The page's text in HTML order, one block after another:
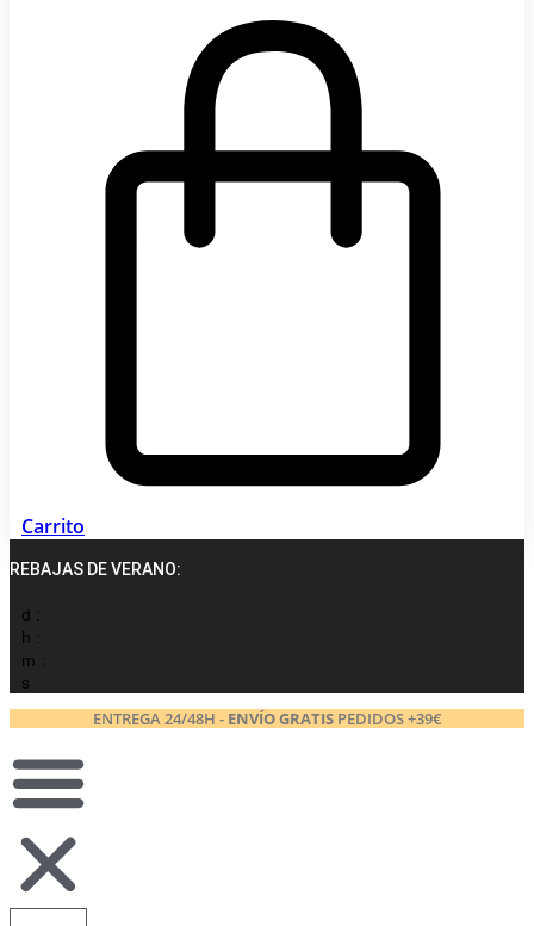
Carrito
REBAJAS DE VERANO:
d :
h :
m :
s
ENTREGA 24/48H - ENVÍO GRATISPEDIDOS +39€